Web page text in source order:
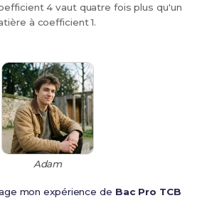
4 vaut quatre fois plus qu'un
à coefficient 1.
Adam
mon expérience de Bac Pro TCB